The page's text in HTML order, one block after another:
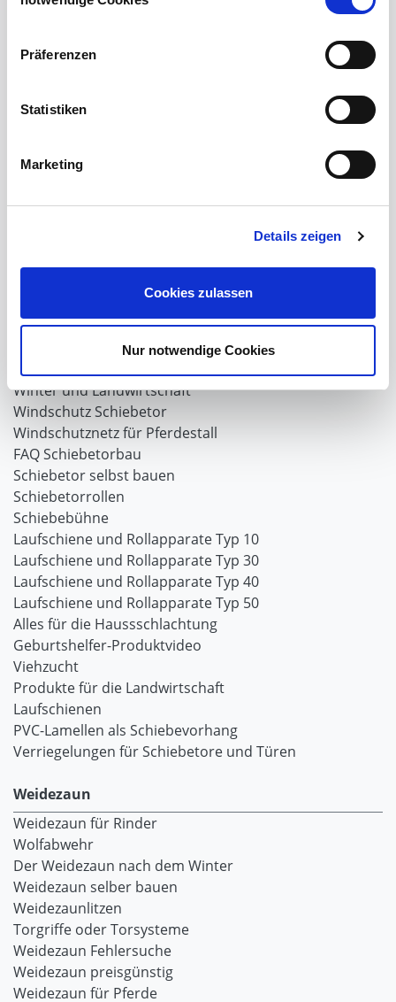
Präferenzen
Statistiken
Marketing
Details zeigen
Cookies zulassen
Nur notwendige Cookies
Windschutznetz mit Ösen
PVC Lamellen für Pferdeställe
Schiebevorhang
SIMAtex-Windschutznetze
Windschutznetze für Carports und Terrassen
Hof- und Stall
Planenhauben für Unterstände
Schiebetorsets
Winter und Landwirtschaft
Windschutz Schiebetor
Windschutznetz für Pferdestall
FAQ Schiebetorbau
Schiebetor selbst bauen
Schiebetorrollen
Schiebebühne
Laufschiene und Rollapparate Typ 10
Laufschiene und Rollapparate Typ 30
Laufschiene und Rollapparate Typ 40
Laufschiene und Rollapparate Typ 50
Alles für die Haussschlachtung
Geburtshelfer-Produktvideo
Viehzucht
Produkte für die Landwirtschaft
Laufschienen
PVC-Lamellen als Schiebevorhang
Verriegelungen für Schiebetore und Türen
Weidezaun
Weidezaun für Rinder
Wolfabwehr
Der Weidezaun nach dem Winter
Weidezaun selber bauen
Weidezaunlitzen
Torgriffe oder Torsysteme
Weidezaun Fehlersuche
Weidezaun preisgünstig
Weidezaun für Pferde